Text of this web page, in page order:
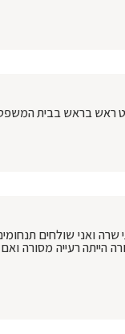
ראש בראש בבית
ואני שולחים
הייתה רעייה מסורה